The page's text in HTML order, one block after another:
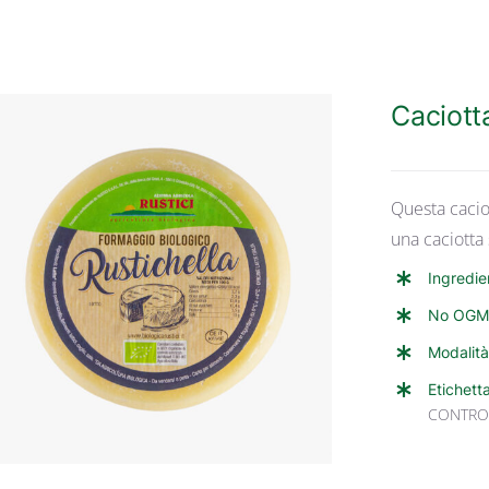
ANTEPRIMA RAPIDA
Questa
una
No